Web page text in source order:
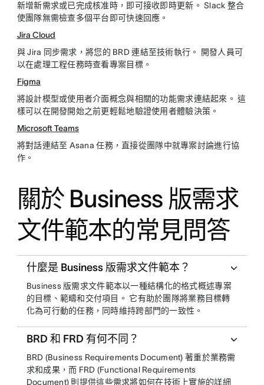
新增新需求或已完成核准時，即可接收即時更新。 Slack 整合
使團隊無需檢查多個平台即可快速回應。
Jira Cloud
與 Jira 同步需求，將您的 BRD 連結至技術執行。 開發人員可
以在處理工程任務時查看專案目標。
Figma
將設計模型或使用者介面概念與相關的功能需求連結起來。 這
樣可以在開發開始之前更輕鬆地驗證使用者體驗決策。
Microsoft Teams
將對話連結至 Asana 任務，直接從團隊中就專案討論進行協
作。
關於 Business 版需求
文件範本的常見問答
什麼是 Business 版需求文件範本？
Business 版需求文件範本以一種結構化的格式概述專案
的目標、範疇和交付項目。 它有助於團隊將業務目標轉
化為可行動的任務，同時維持跨部門的一致性。
BRD 和 FRD 有何不同？
BRD (Business Requirements Document) 著重於業務需
求和成果，而 FRD (Functional Requirements
Document) 則提供這些需求將如何在技術上實施的詳細